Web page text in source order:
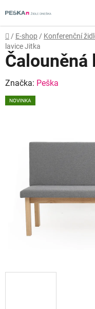
na
obsah
Domů
/ E-shop / Konferenční
lavice Jitka
Značka: Peška
NOVINKA